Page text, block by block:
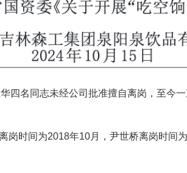
四名同志未经公司批准擅自离岗，至今
岗时间为2018年10月，尹世桥离岗时间